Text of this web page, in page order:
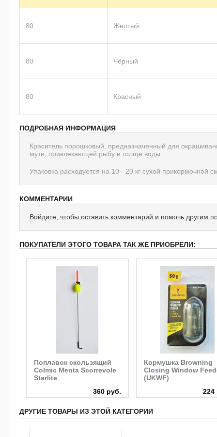
80 Желтый
80 Чёрный
80 Красный
ПОДРОБНАЯ ИНФОРМАЦИЯ
Краситель порошковый, предназначенный для
мути, привлекающей рыбу в толще воды.
Упаковка расходуется на 10 - 20 кг сухой прикормочной
КОММЕНТАРИИ
Войдите, чтобы оставить комментарий и помочь другим
ПОКУПАТЕЛИ ЭТОГО ТОВАРА ТАК ЖЕ ПРИОБРЕЛИ:
Поплавок скользящий
Colmic Menta Scorrevole
Starlite
360 руб.
Кормушка Browning
Closing Window
(UKWF)
224
ДРУГИЕ ТОВАРЫ ИЗ ЭТОЙ КАТЕГОРИИ